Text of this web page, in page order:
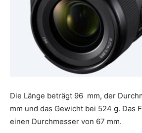
Die Länge beträgt 96 mm, der
mm und das Gewicht bei 524 g. Das
einen Durchmesser von 67 mm.